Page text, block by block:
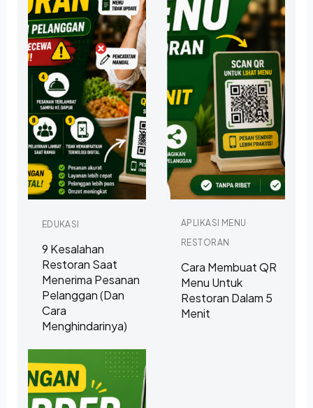
EDUKASI
9 Kesalahan
Restoran Saat
Menerima Pesanan
Pelanggan (dan
Cara
Menghindarinya)
APLIKASI MENU
RESTORAN
Cara Membuat QR
Menu Untuk
Restoran Dalam 5
Menit